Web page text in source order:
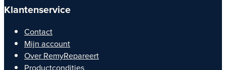
Klantenservice
Contact
Mijn account
Over RemyRepareert
Productcondities